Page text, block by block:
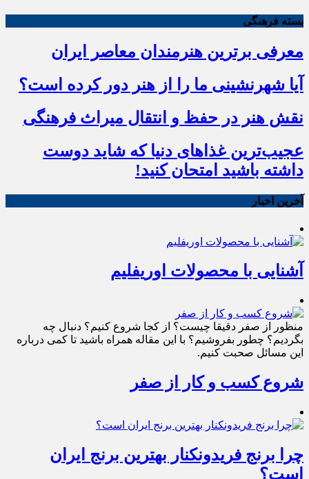
بسته فرهنگی
معرفی برترین هنرمندان معاصر ایران
آیا شهرنشینی ما را از هنر دور کرده است؟
نقش هنر در حفظ و انتقال میراث فرهنگی
عجیب‌ترین غذاهای دنیا که شاید دوست
داشته باشید امتحان کنید!
آخرین اخبار
آشنایی با محصولات اوریفلیم
منظور از صفر دقیقا چیست؟ از کجا شروع کنیم؟ دنبال چه
بگردیم؟ چطور بفروشیم؟ با این مقاله همراه باشید تا کمی درباره
این مسائل صحبت کنیم.
شروع کسب و کار از صفر
چرا برنج فریدونکنار بهترین برنج ایران
است؟